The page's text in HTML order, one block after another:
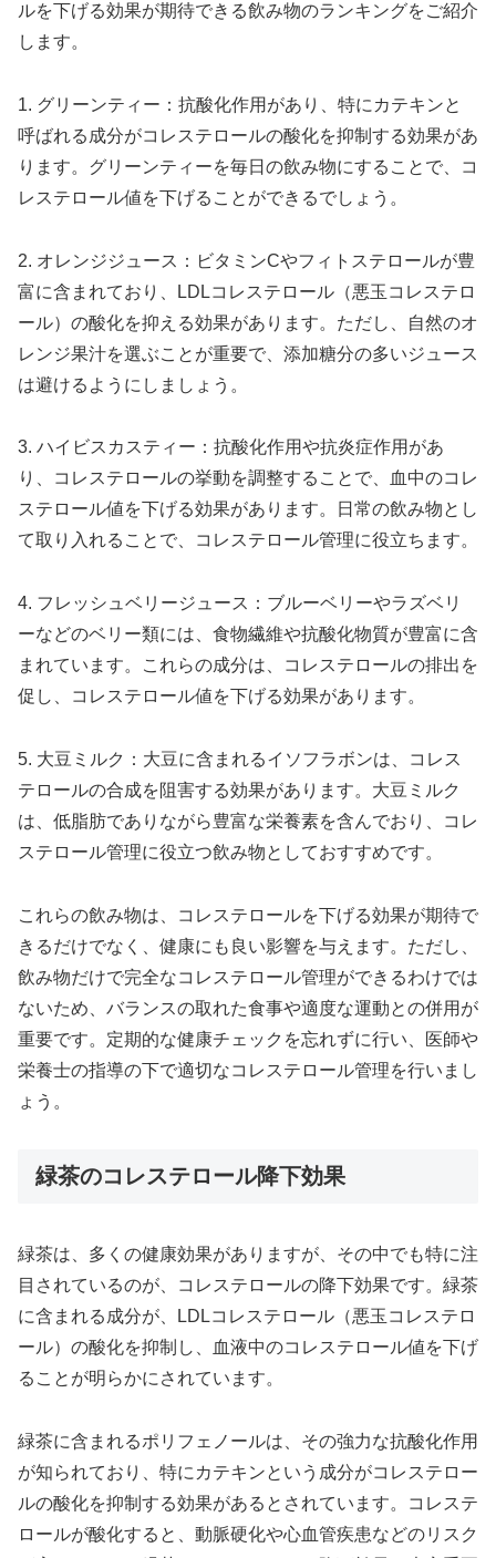
ルを下げる効果が期待できる飲み物のランキングをご紹介
します。
1. グリーンティー：抗酸化作用があり、特にカテキンと
呼ばれる成分がコレステロールの酸化を抑制する効果があ
ります。グリーンティーを毎日の飲み物にすることで、コ
レステロール値を下げることができるでしょう。
2. オレンジジュース：ビタミンCやフィトステロールが豊
富に含まれており、LDLコレステロール（悪玉コレステロ
ール）の酸化を抑える効果があります。ただし、自然のオ
レンジ果汁を選ぶことが重要で、添加糖分の多いジュース
は避けるようにしましょう。
3. ハイビスカスティー：抗酸化作用や抗炎症作用があ
り、コレステロールの挙動を調整することで、血中のコレ
ステロール値を下げる効果があります。日常の飲み物とし
て取り入れることで、コレステロール管理に役立ちます。
4. フレッシュベリージュース：ブルーベリーやラズベリ
ーなどのベリー類には、食物繊維や抗酸化物質が豊富に含
まれています。これらの成分は、コレステロールの排出を
促し、コレステロール値を下げる効果があります。
5. 大豆ミルク：大豆に含まれるイソフラボンは、コレス
テロールの合成を阻害する効果があります。大豆ミルク
は、低脂肪でありながら豊富な栄養素を含んでおり、コレ
ステロール管理に役立つ飲み物としておすすめです。
これらの飲み物は、コレステロールを下げる効果が期待で
きるだけでなく、健康にも良い影響を与えます。ただし、
飲み物だけで完全なコレステロール管理ができるわけでは
ないため、バランスの取れた食事や適度な運動との併用が
重要です。定期的な健康チェックを忘れずに行い、医師や
栄養士の指導の下で適切なコレステロール管理を行いまし
ょう。
緑茶のコレステロール降下効果
緑茶は、多くの健康効果がありますが、その中でも特に注
目されているのが、コレステロールの降下効果です。緑茶
に含まれる成分が、LDLコレステロール（悪玉コレステロ
ール）の酸化を抑制し、血液中のコレステロール値を下げ
ることが明らかにされています。
緑茶に含まれるポリフェノールは、その強力な抗酸化作用
が知られており、特にカテキンという成分がコレステロー
ルの酸化を抑制する効果があるとされています。コレステ
ロールが酸化すると、動脈硬化や心血管疾患などのリスク